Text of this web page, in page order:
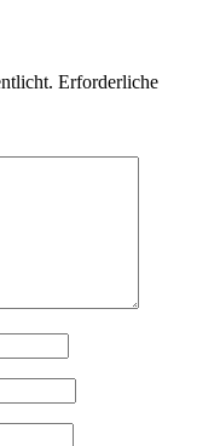
Erforderliche